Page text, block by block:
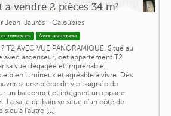
vendre 2 pièces 34 m²
Jean-Jaurès - Galoubies
commerces Avec ascenseur
? T2 AVEC VUE PANORAMIQUE. Situé au
avec ascenseur, cet appartement T2
sa vue dégagée et imprenable,
bien lumineux et agréable à vivre. Dès
une pièce de vie baignée de
un balconnet et intégrant un espace
La salle de bain se situe d'un côté de
qu'à l'autre [...]